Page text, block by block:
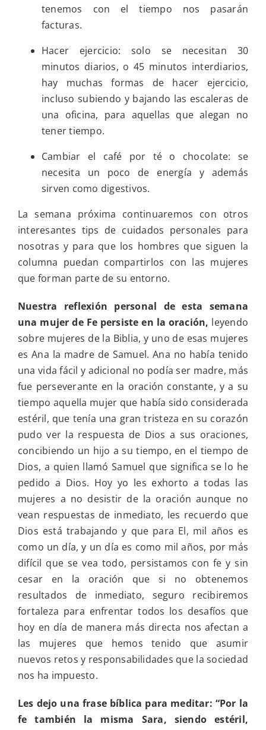
tenemos con el tiempo nos pasarán
facturas.
Hacer ejercicio: solo se necesitan 30
minutos diarios, o 45 minutos interdiarios,
hay muchas formas de hacer ejercicio,
incluso subiendo y bajando las escaleras de
una oficina, para aquellas que alegan no
tener tiempo.
Cambiar el café por té o chocolate: se
necesita un poco de energía y además
sirven como digestivos.
La semana próxima continuaremos con otros
interesantes tips de cuidados personales para
nosotras y para que los hombres que siguen la
columna puedan compartirlos con las mujeres
que forman parte de su entorno.
Nuestra reflexión personal de esta semana
una mujer de Fe persiste en la oración, leyendo
sobre mujeres de la Biblia, y uno de esas mujeres
es Ana la madre de Samuel. Ana no había tenido
una vida fácil y adicional no podía ser madre, más
fue perseverante en la oración constante, y a su
tiempo aquella mujer que había sido considerada
estéril, que tenía una gran tristeza en su corazón
pudo ver la respuesta de Dios a sus oraciones,
concibiendo un hijo a su tiempo, en el tiempo de
Dios, a quien llamó Samuel que significa se lo he
pedido a Dios. Hoy yo les exhorto a todas las
mujeres a no desistir de la oración aunque no
vean respuestas de inmediato, les recuerdo que
Dios está trabajando y que para El, mil años es
como un día, y un día es como mil años, por más
difícil que se vea todo, persistamos con fe y sin
cesar en la oración que si no obtenemos
resultados de inmediato, seguro recibiremos
fortaleza para enfrentar todos los desafíos que
hoy en día de manera más directa nos afectan a
las mujeres que hemos tenido que asumir
nuevos retos y responsabilidades que la sociedad
nos ha impuesto.
Les dejo una frase bíblica para meditar: “Por la
fe también la misma Sara, siendo estéril,